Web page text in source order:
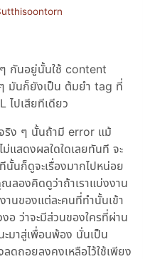
ๆ กันอยู่นั้นใช้ content
มันก็ยังเป็น ต้มยำ tag ที่
ไปเสียทีเดียว
จริง ๆ นั้นถ้ามี error แม้
แสดงผลใดใดเลยทันที จะ
นก็ดูจะเรื่องมากไปหน่อย
ลองคิดดูว่าถ้าเราแบ่งงาน
านของแต่ละคนที่ทำนั้นเข้า
อ ว่าจะมีส่วนของใครที่ผ่าน
ะมาสู่เพื่อนพ้อง นั่นเป็น
ดถอยลงคงเหลือไว้ใช้เพียง